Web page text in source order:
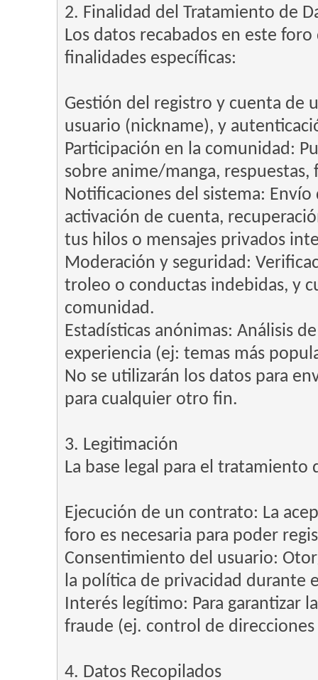
2. Finalidad del Tratamiento de
Los datos recabados en este
finalidades específicas:
Gestión del registro y cuenta de
usuario (nickname), y
Participación en la comunidad:
sobre anime/manga, respuestas,
Notificaciones del sistema:
activación de cuenta,
tus hilos o mensajes privados
Moderación y seguridad:
troleo o conductas indebidas, y
comunidad.
Estadísticas anónimas: Análisis
experiencia (ej: temas más
No se utilizarán los datos para
para cualquier otro fin.
3. Legitimación
La base legal para el tratamiento
Ejecución de un contrato: La
foro es necesaria para poder
Consentimiento del usuario:
la política de privacidad durante
Interés legítimo: Para garantizar
fraude (ej. control de
4. Datos Recopilados